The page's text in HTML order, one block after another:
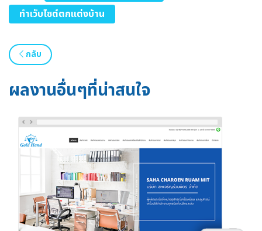
ทำเว็บไซต์ตกแต่งบ้าน
กลับ
ผลงานอื่นๆที่น่าสนใจ